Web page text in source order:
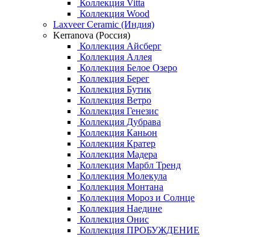
Коллекция Vitta
Коллекция Wood
Laxveer Ceramic (Индия)
Kerranova (Россия)
Коллекция Айсберг
Коллекция Аллея
Коллекция Белое Озеро
Коллекция Берег
Коллекция Бутик
Коллекция Ветро
Коллекция Генезис
Коллекция Дубрава
Коллекция Каньон
Коллекция Кратер
Коллекция Мадера
Коллекция Марбл Тренд
Коллекция Молекула
Коллекция Монтана
Коллекция Мороз и Солнце
Коллекция Наедине
Коллекция Онис
Коллекция ПРОБУЖДЕНИЕ